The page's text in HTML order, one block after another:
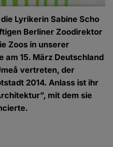
Lyrikerin Sabine Scho
Berliner Zoodirektor
Zoos in unserer
am 15. März Deutschland
vertreten, der
2014. Anlass ist ihr
mit dem sie